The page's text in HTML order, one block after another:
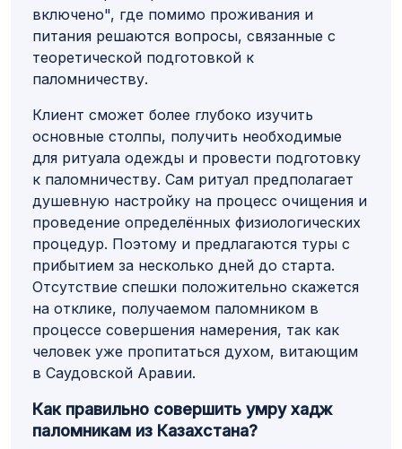
включено", где помимо проживания и
питания решаются вопросы, связанные с
теоретической подготовкой к
паломничеству.
Клиент сможет более глубоко изучить
основные столпы, получить необходимые
для ритуала одежды и провести подготовку
к паломничеству. Сам ритуал предполагает
душевную настройку на процесс очищения и
проведение определённых физиологических
процедур. Поэтому и предлагаются туры с
прибытием за несколько дней до старта.
Отсутствие спешки положительно скажется
на отклике, получаемом паломником в
процессе совершения намерения, так как
человек уже пропитаться духом, витающим
в Саудовской Аравии.
Как правильно совершить умру хадж
паломникам из Казахстана?